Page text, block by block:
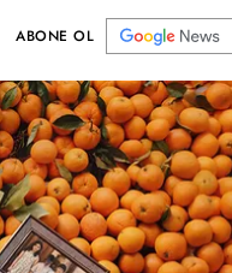
ABONE OL